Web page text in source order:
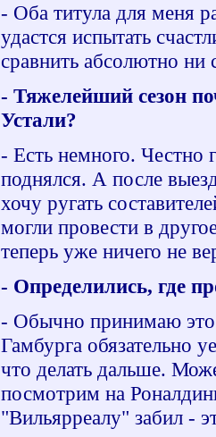
- Оба титула для меня
удастся испытать
сравнить абсолютно ни
- Тяжелейший сезон
Устали?
- Есть немного. Честно
поднялся. А после
хочу ругать
могли провести в
теперь уже ничего не
- Определились, где
- Обычно принимаю это
Гамбурга обязательно
что делать дальше.
посмотрим на
"Вильярреалу" забил -